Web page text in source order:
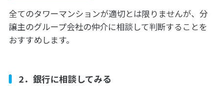
全てのタワーマンションが適切とは限りませんが、分
譲主のグループ会社の仲介に相談して判断することを
おすすめします。
2．銀行に相談してみる